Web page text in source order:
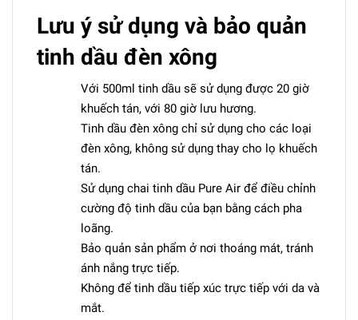
Lưu ý sử dụng và bảo quản
tinh dầu đèn xông
Với 500ml tinh dầu sẽ sử dụng được 20 giờ
khuếch tán, với 80 giờ lưu hương.
Tinh dầu đèn xông chỉ sử dụng cho các loại
đèn xông, không sử dụng thay cho lọ khuếch
tán.
Sử dụng chai tinh dầu Pure Air để điều chỉnh
cường độ tinh dầu của bạn bằng cách pha
loãng.
Bảo quản sản phẩm ở nơi thoáng mát, tránh
ánh nắng trực tiếp.
Không để tinh dầu tiếp xúc trực tiếp với da và
mắt.